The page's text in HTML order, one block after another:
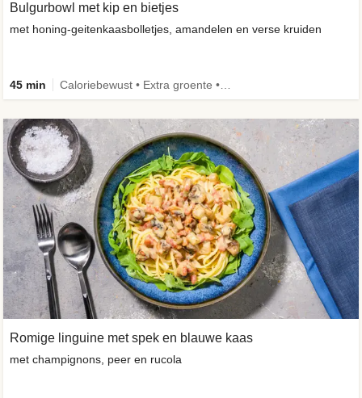
Bulgurbowl met kip en bietjes
met honing-geitenkaasbolletjes, amandelen en verse kruiden
45 min
Romige linguine met spek en blauwe kaas
met champignons, peer en rucola